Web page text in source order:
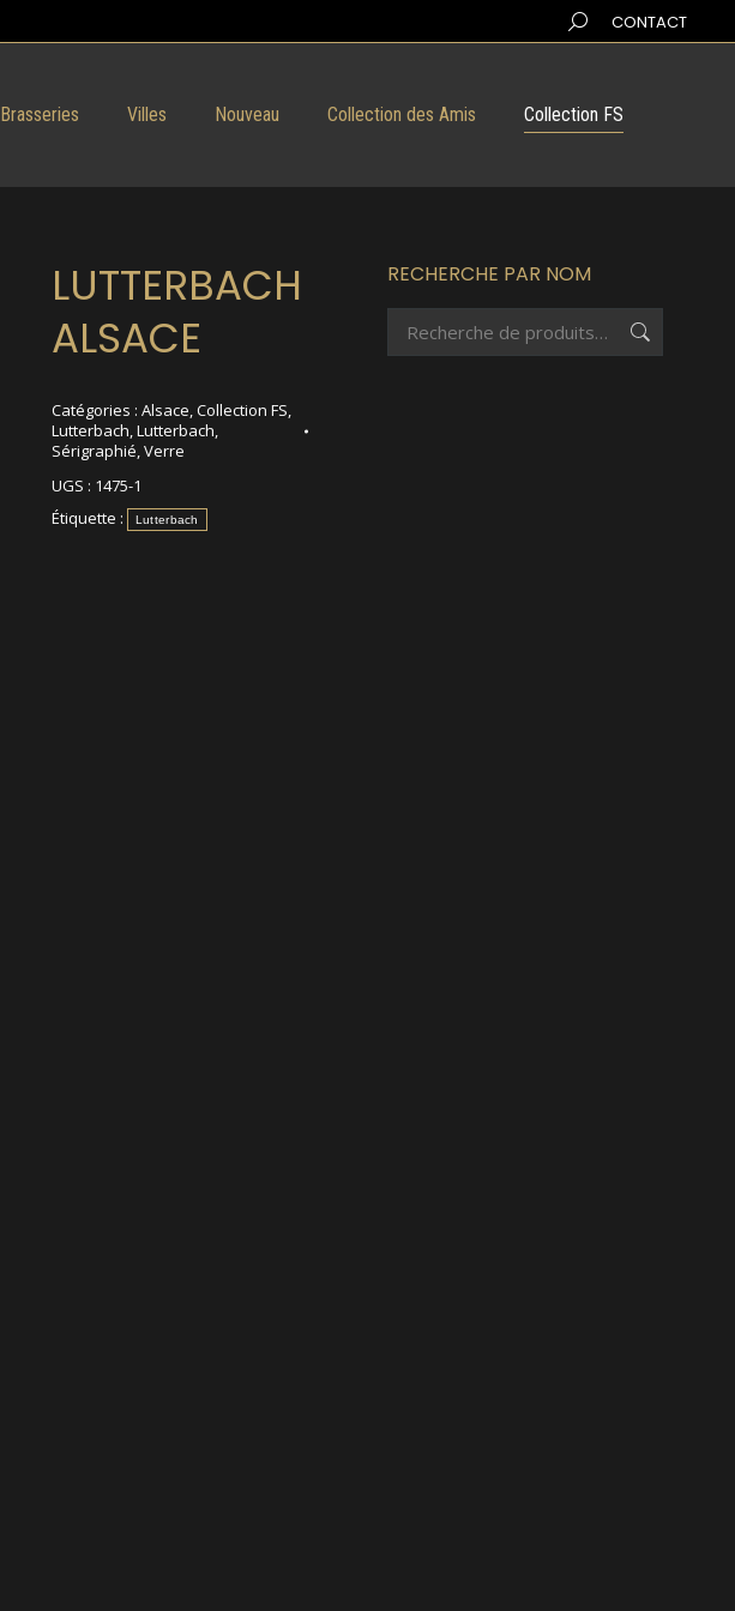
Search:CONTACT
Brasseries Villes Nouveau Collection des Amis Collection FS
LUTTERBACH
ALSACE
Catégories : Alsace,Collection FS,
Lutterbach,Lutterbach,
Sérigraphié,Verre
UGS : 1475-1
Étiquette :
Lutterbach
RECHERCHE PAR NOM